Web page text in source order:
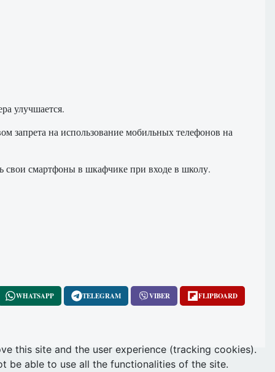
улучшается.
запрета на использование мобильных телефонов на
свои смартфоны в шкафчике при входе в школу.
WHATSAPP TELEGRAM VIBER FLIPBOARD
this site and the user experience (tracking cookies).
be able to use all the functionalities of the site.